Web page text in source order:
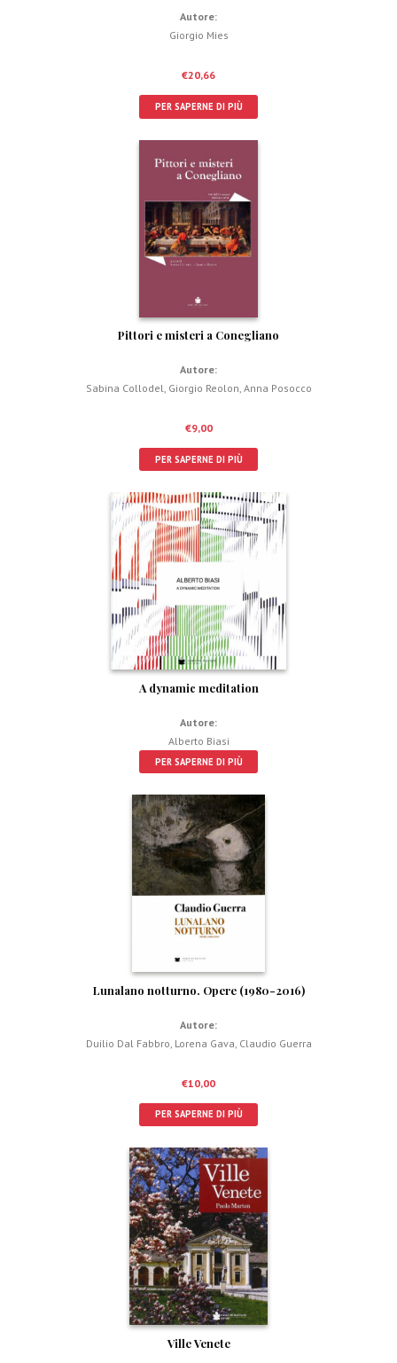
Autore:
Giorgio Mies
€20,66
PER SAPERNE DI PIÙ
Pittori e misteri a Conegliano
Autore:
Sabina Collodel Giorgio Reolon Anna Posocco
€9,00
PER SAPERNE DI PIÙ
A dynamic meditation
Autore:
Alberto Biasi
PER SAPERNE DI PIÙ
Lunalano notturno. Opere (1980-2016)
Autore:
Duilio Dal Fabbro Lorena Gava Claudio Guerra
€10,00
PER SAPERNE DI PIÙ
Ville Venete